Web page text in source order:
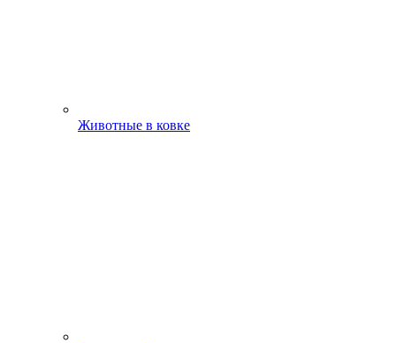
Животные в ковке